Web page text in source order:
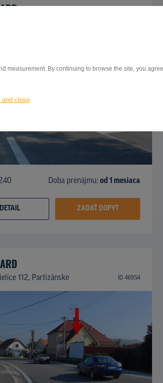
measurement. By continuing to browse the site, you
and close
Doba prenájmu: od 1 mesiaca
DETAIL ZADAŤ DOPYT
112, Partizánske ID 46954